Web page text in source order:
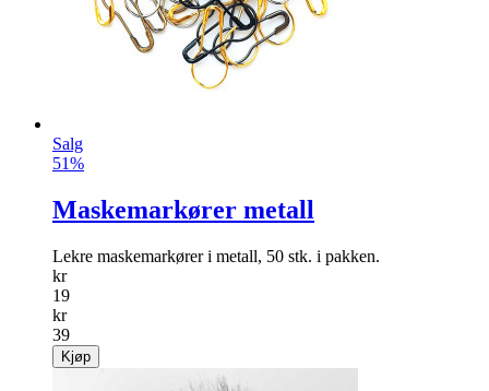
Salg
51%
Maskemarkører metall
Lekre maskemarkører i metall, 50 stk. i pakken.
kr
19
kr
39
Kjøp